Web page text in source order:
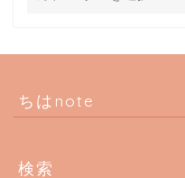
ちはnote
検索